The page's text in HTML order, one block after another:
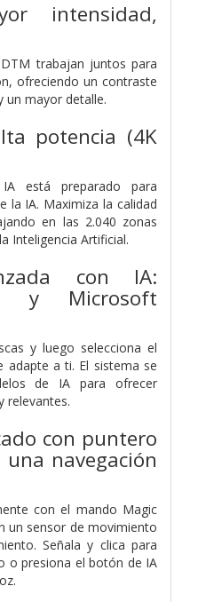
intensidad,
trabajan juntos para
ofreciendo un contraste
un mayor detalle.
potencia (4K
está preparado para
la IA. Maximiza la calidad
en las 2.040 zonas
Inteligencia Artificial.
con IA:
y Microsoft
y luego selecciona el
a ti. El sistema se
de IA para ofrecer
relevantes.
con puntero
navegación
con el mando Magic
un sensor de movimiento
Señala y clica para
o presiona el botón de IA